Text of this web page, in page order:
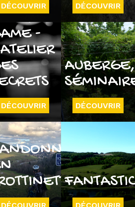
DÉCOUVRIR DÉCOUVRIR
-
DÉCOUVRIR
AUBERGE,
DÉCOUVRIR
DÉCOUVRIR DÉCOUVRIR